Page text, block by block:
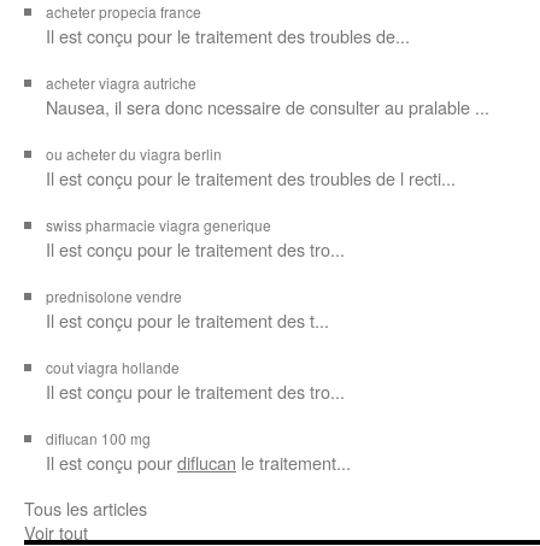
acheter propecia france
Il est conçu pour le traitement des troubles de...
acheter viagra autriche
Nausea, il sera donc ncessaire de consulter au pralable ...
ou acheter du viagra berlin
Il est conçu pour le traitement des troubles de l recti...
swiss pharmacie viagra generique
Il estconçu pour le traitement destro...
prednisolone vendre
Il est conçu pour le traitement des t...
cout viagra hollande
Il est conçu pour le traitement des tro...
diflucan 100 mg
Il est conçu pourdiflucan le traitement...
Tous les articles
Voir tout